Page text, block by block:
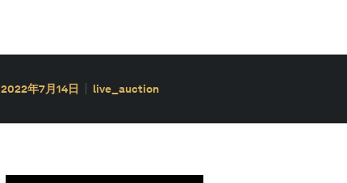
2022年7月14日 live_auction